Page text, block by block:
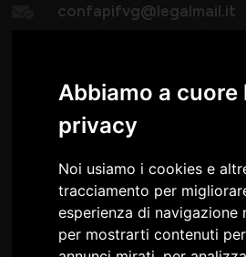
Abbiamo a cuore
privacy
Noi usiamo i cookies e
tracciamento per
esperienza di navigazione
per mostrarti contenuti
confapifvg@legalmail.it
Venerdì: 8.30 -13.00